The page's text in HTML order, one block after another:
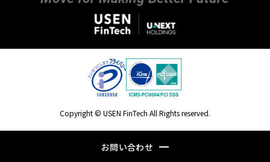
お問い合わせ
Copyright © USEN FinTech All Rights reserved.